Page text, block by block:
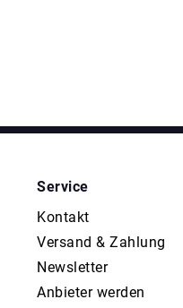
Service
Kontakt
Versand & Zahlung
Newsletter
Anbieter werden